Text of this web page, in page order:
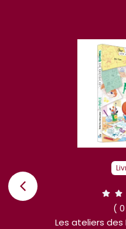
( 0
Les ateliers